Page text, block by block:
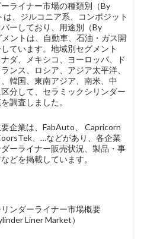
ライナー市場の種類別（By
、ジルコニア系、コンポジット
ーしており、用途別（By
ントは、自動車、石油・ガス開
ています。地域別セグメント
ダ、メキシコ、ヨーロッパ、ド
ンス、ロシア、アジア太平洋、
韓国、東南アジア、南米、中
分して、セラミックシリンダー
調査しました。
企業は、FabAuto、 Capricorn
、…などがあり、各企業
ーライナー販売状況、製品・事
どを掲載しています。
ンダーライナー市場概要
Liner Market）